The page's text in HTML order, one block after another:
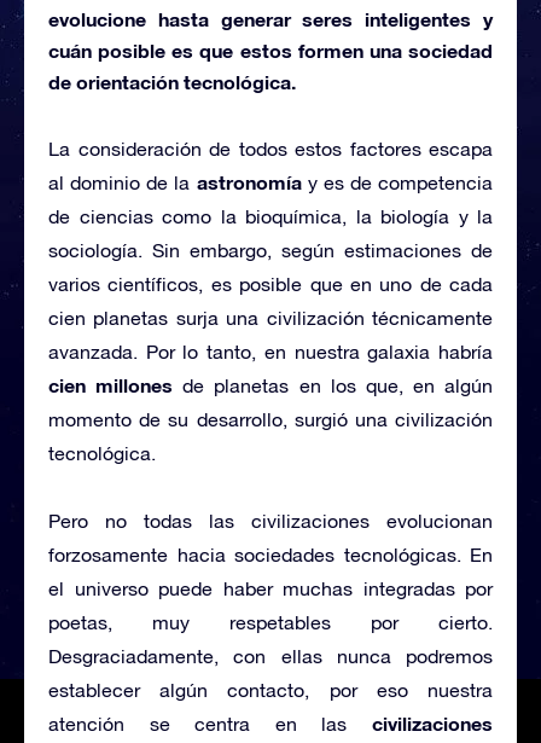
evolucione hasta generar seres inteligentes y
cuán posible es que estos formen una sociedad
de orientación tecnológica.
La consideración de todos estos factores escapa
al dominio de la astronomíay es de competencia
de ciencias como la bioquímica, la biología y la
sociología. Sin embargo, según estimaciones de
varios científicos, es posible que en uno de cada
cien planetas surja una civilización técnicamente
avanzada. Por lo tanto, en nuestra galaxia habría
cien millones de planetas en los que, en algún
momento de su desarrollo, surgió una civilización
tecnológica.
Pero no todas las civilizaciones evolucionan
forzosamente hacia sociedades tecnológicas. En
el universo puede haber muchas integradas por
poetas, muy respetables por cierto.
Desgraciadamente, con ellas nunca podremos
establecer algún contacto, por eso nuestra
atención se centra en las civilizaciones